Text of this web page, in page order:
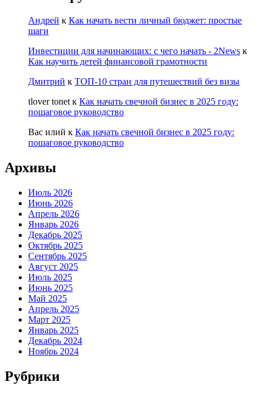
Андрей к Как начать вести личный бюджет: простые
шаги
Инвестиции для начинающих: с чего начать - 2News к
Как научить детей финансовой грамотности
Дмитрий к ТОП-10 стран для путешествий без визы
tlover tonet к Как начать свечной бизнес в 2025 году:
пошаговое руководство
Вас илий к Как начать свечной бизнес в 2025 году:
пошаговое руководство
Архивы
Июль 2026
Июнь 2026
Апрель 2026
Январь 2026
Декабрь 2025
Октябрь 2025
Сентябрь 2025
Август 2025
Июль 2025
Июнь 2025
Май 2025
Апрель 2025
Март 2025
Январь 2025
Декабрь 2024
Ноябрь 2024
Рубрики